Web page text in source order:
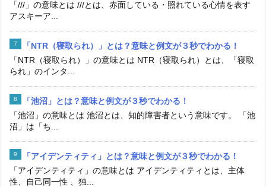
「///」の意味とは ///とは、赤面している・照れている心情を表す
アスキーア...
「NTR（寝取られ）」とは？意味と例文が３秒でわかる！
「NTR（寝取られ）」の意味とは NTR（寝取られ）とは、「寝取
られ」のインタ...
「池沼」とは？意味と例文が３秒でわかる！
「池沼」の意味とは 池沼とは、知的障害者という意味です。 「池
沼」は「ち...
「アイデンティティ」とは？意味と例文が３秒でわかる！
「アイデンティティ」の意味とは アイデンティティとは、主体
性、自己同一性 、独...